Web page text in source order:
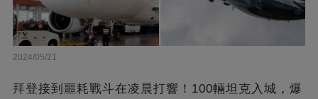
2024/05/21
拜登接到噩耗戰斗在凌晨打響！100輛坦克入城，爆